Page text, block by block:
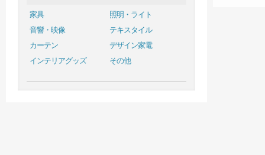
家具
照明・ライト
音響・映像
テキスタイル
カーテン
デザイン家電
インテリアグッズ
その他